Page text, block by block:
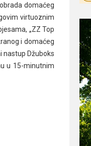
domaćeg
virtuoznim
„ZZ Top
i domaćeg
nastup Džuboks
u 15-minutnim